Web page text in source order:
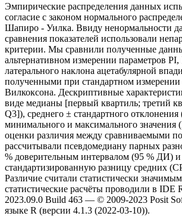
Эмпирические распределения данных
согласие с законом нормального
Шапиро - Уилка. Ввиду ненормальности
сравнения показателей использовали
критерии. Мы сравнили полученные
альтернативном измерении параметров
латерального наклона ацетабулярной
полученными при стандартном
Вилкоксона. Дескриптивные
виде медианы [первый квартиль; третий
Q3]), среднего ± стандартного
минимального и максимального
оценки различия между сравниваемыми
рассчитывали псевдомедиану парных
% доверительным интервалом (95 % ДИ) и
стандартизированную разницу средних
Различие считали статистически
статистические расчёты проводили в IDE
2023.09.0 Build 463 — © 2009-2023 Posit
языке R (версии 4.1.3 (2022-03-10)).